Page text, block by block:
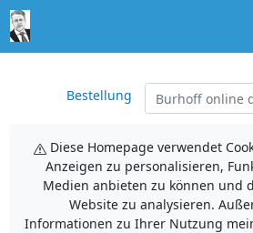
Bestellung
Diese Homepage verwendet
Anzeigen zu personalisieren,
Medien anbieten zu können und
Website zu analysieren.
Informationen zu Ihrer Nutzung